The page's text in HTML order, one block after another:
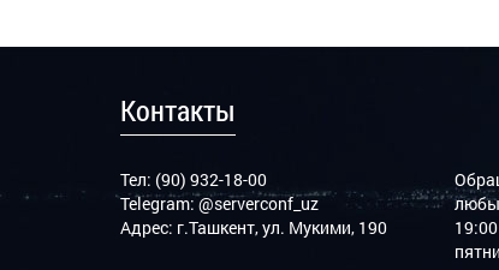
Контакты
Тел: (90) 932-18-00
Telegram:@serverconf_uz
Адрес: г.Ташкент, ул. Мукими, 190